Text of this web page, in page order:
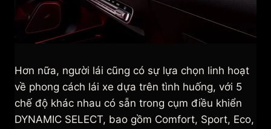
Hơn nữa, người lái cũng có sự lựa chọn linh hoạt
về phong cách lái xe dựa trên tình huống, với 5
chế độ khác nhau có sẵn trong cụm điều khiển
DYNAMIC SELECT, bao gồm Comfort, Sport, Eco,